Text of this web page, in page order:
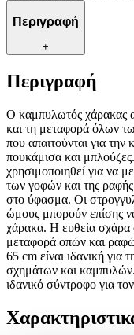
Περιγραφή
+
Περιγραφή
Ο καμπυλωτός χάρακας
και τη μεταφορά όλων
που απαιτούνται για
πουκάμισα και
χρησιμοποιηθεί για να
των γοφών και της
στο ύφασμα. Οι
ώμους μπορούν επίσης
χάρακα. Η ευθεία σχάρα
μεταφορά οπών και
65 cm είναι ιδανική
σχημάτων και
ιδανικό σύντροφο για